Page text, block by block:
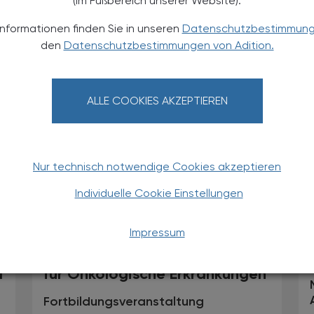
finden Sie in unseren
den Datenschutzbestimmungen von Adition.
ALLE COOKIES AKZEPTIEREN
Nur technisch notwendige Cookies akzeptieren
Individuelle Cookie Einstellungen
Impressum
Wechseljahrbeschwerden
Webinar
für Onkologische Erkrankungen
Fortbildungsveranstaltung